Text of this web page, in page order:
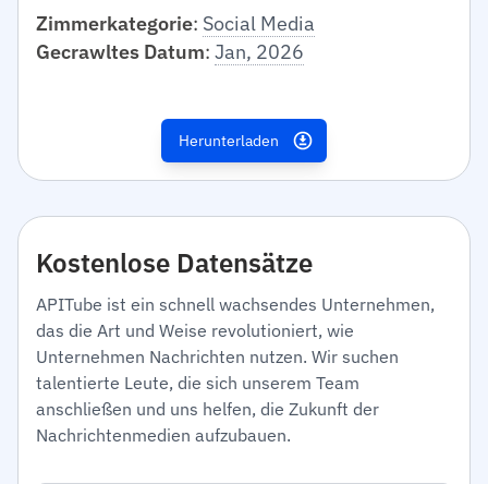
Zimmerkategorie: Social Media
Gecrawltes Datum: Jan, 2026
Herunterladen
Kostenlose Datensätze
APITube ist ein schnell wachsendes Unternehmen,
das die Art und Weise revolutioniert, wie
Unternehmen Nachrichten nutzen. Wir suchen
talentierte Leute, die sich unserem Team
anschließen und uns helfen, die Zukunft der
Nachrichtenmedien aufzubauen.